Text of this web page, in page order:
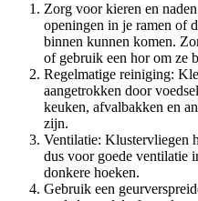
Zorg voor kieren en
openingen in je ramen of
binnen kunnen komen.
of gebruik een hor om ze
Regelmatige reiniging:
aangetrokken door
keuken, afvalbakken en
zijn.
Ventilatie: Klustervliegen
dus voor goede ventilatie
donkere hoeken.
Gebruik een